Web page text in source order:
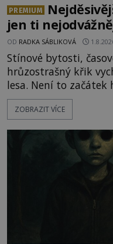
PREMIUM
jen ti
OD RADKA SÁBLIKOVÁ
Stínové bytosti,
hrůzostrašný křik
lesa. Není to
události, které
označovány jako
vyhýbají! Už jste o
ZOBRAZIT VÍCE